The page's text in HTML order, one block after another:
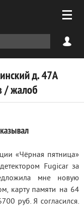
д. 47А
/ жалоб
«Чёрная пятница»
Fugicar за
мне новую
карту памяти на 64
руб. Я согласился.